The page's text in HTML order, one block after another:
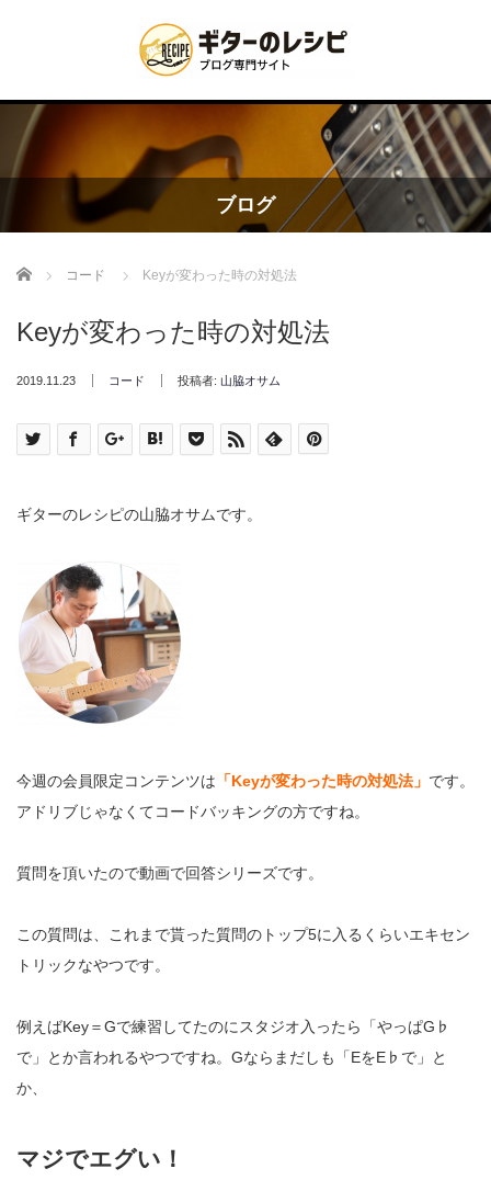
ブログ
Home コード Keyが変わった時の対処法
Keyが変わった時の対処法
2019.11.23 コード 投稿者: 山脇オサム
ギターのレシピの山脇オサムです。
今週の会員限定コンテンツは 「Keyが変わった時の対処法」 です。
アドリブじゃなくてコードバッキングの方ですね。
質問を頂いたので動画で回答シリーズです。
この質問は、これまで貰った質問のトップ5に入るくらいエキセン
トリックなやつです。
例えばKey＝Gで練習してたのにスタジオ入ったら「やっぱG♭
で」とか言われるやつですね。Gならまだしも「EをE♭で」と
か、
マジでエグい！